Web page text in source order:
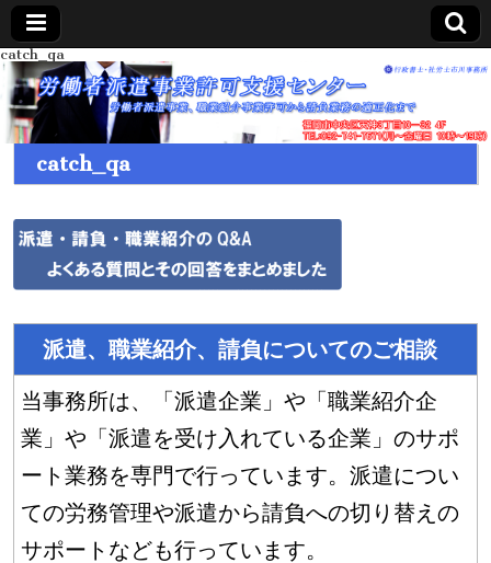
catch_qa
catch_qa
派遣、職業紹介、請負についてのご相談
当事務所は、「派遣企業」や「職業紹介企
業」や「派遣を受け入れている企業」のサポ
ート業務を専門で行っています。派遣につい
ての労務管理や派遣から請負への切り替えの
サポートなども行っています。